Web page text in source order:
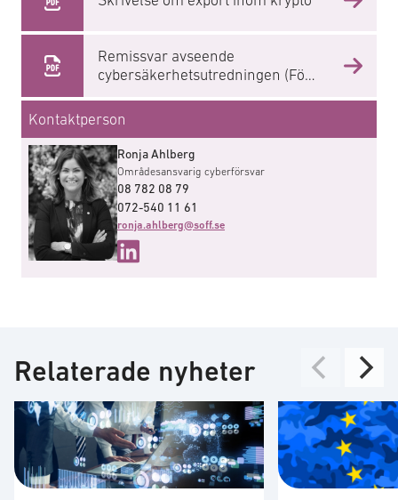
Remissvar avseende
cybersäkerhetsutredningen (Fö
Kontaktperson
Ronja Ahlberg
Områdesansvarig cyberförsvar
08 782 08 79
072-540 11 61
ronja.ahlberg@soff.se
Relaterade nyheter